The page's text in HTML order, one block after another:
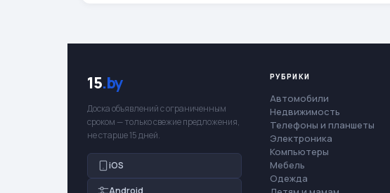
15.by
Доска объявлений с ограниченным
сроком — только свежие предложения,
не старше 15 дней.
iOS
Android
РУБРИКИ
Автомобили
Недвижимость
Телефоны и планшеты
Электроника
Компьютеры
Мебель
Одежда